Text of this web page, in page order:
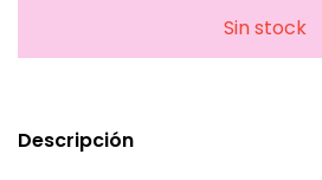
Descripción